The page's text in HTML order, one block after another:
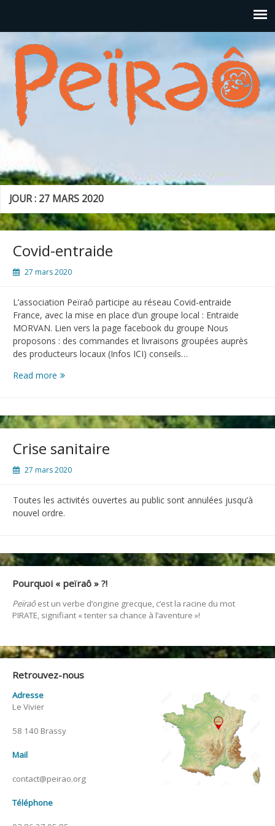
JOUR : 27 MARS 2020
Covid-entraide
27 mars 2020
L’association Peïraô participe au réseau Covid-entraide
France, avec la mise en place d’un groupe local : Entraide
MORVAN. Lien vers la page facebook du groupe Nous
proposons : des commandes et livraisons groupées auprès
des producteurs locaux (Infos ICI) conseils…
Read more Covid-
Crise sanitaire
27 mars 2020
Toutes les activités ouvertes au public sont annulées jusqu’à
nouvel ordre.
Pourquoi « peïraô » ?!
Peïraôest un verbe d’origine grecque, c’est la racine du mot
PIRATE, signifiant « tenter sa chance à l’aventure »!
Retrouvez-nous
Adresse
Le Vivier
58 140 Brassy
Mail
contact@peirao.org
Téléphone